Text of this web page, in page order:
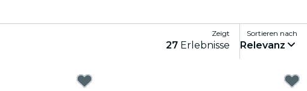
Zeigt
27 Erlebnisse
Sortieren nach
Relevanz